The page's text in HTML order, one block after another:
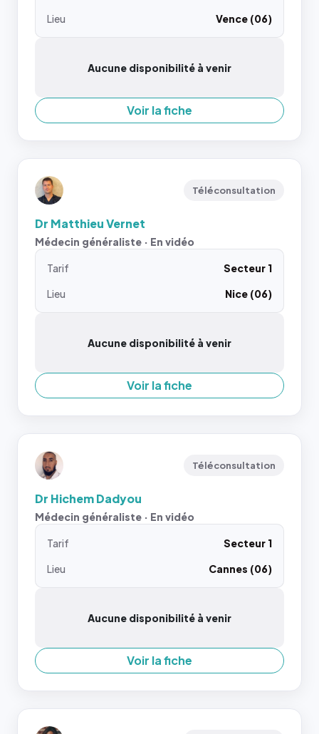
Lieu
Vence (06)
Aucune disponibilité à venir
Voir la fiche
Téléconsultation
Dr Matthieu Vernet
Médecin généraliste · En vidéo
Tarif
Secteur 1
Lieu
Nice (06)
Aucune disponibilité à venir
Voir la fiche
Téléconsultation
Dr Hichem Dadyou
Médecin généraliste · En vidéo
Tarif
Secteur 1
Lieu
Cannes (06)
Aucune disponibilité à venir
Voir la fiche